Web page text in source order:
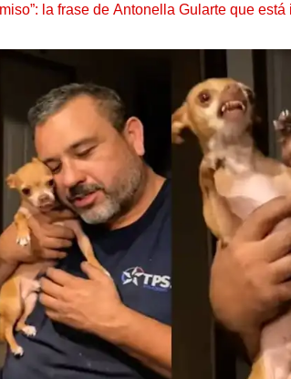
la frase de Antonella Gularte que